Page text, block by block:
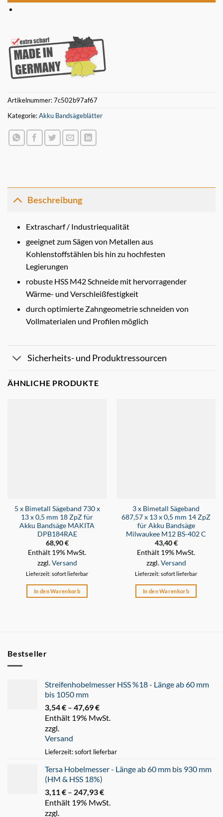
Artikelnummer:7c502b97af67
Kategorie:Akku Bandsägeblätter
Beschreibung
Extrascharf / Industriequalität
geeignet zum Sägen von Metallen aus
Kohlenstoffstählen bis hin zu hochfesten
Legierungen
robuste HSS M42 Schneide mit hervorragender
Wärme- und Verschleißfestigkeit
durch optimierte Zahngeometrie schneiden von
Vollmaterialen und Profilen möglich
Sicherheits- und Produktressourcen
ÄHNLICHE PRODUKTE
5 x Bimetall Sägeband 730 x
13 x 0,5 mm 18 ZpZ für
Akku Bandsäge MAKITA
DPB184RAE
68,90€
Enthält 19% MwSt.
zzgl.Versand
Lieferzeit: sofort lieferbar
In den Warenkorb
3 x Bimetall Sägeband
687,57 x 13 x 0,5 mm 14 ZpZ
für Akku Bandsäge
Milwaukee M12 BS-402 C
43,40€
Enthält 19% MwSt.
zzgl.Versand
Lieferzeit: sofort lieferbar
In den Warenkorb
Bestseller
Streifenhobelmesser HSS %18 - Länge ab 60 mm
bis 1050 mm
3,54€ – 47,69€
3,54 €
Enthält 19% MwSt.
zzgl.
Versand
Lieferzeit: sofort lieferbar
Tersa Hobelmesser - Länge ab 60 mm bis 930 mm
(HM & HSS 18%)
3,11€ – 247,93€
3,11 €
Enthält 19% MwSt.
zzgl.